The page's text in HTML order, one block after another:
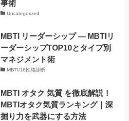
事術
Uncategorized
MBTI リーダーシップ — MBTIリ
ーダーシップTOP10とタイプ別
マネジメント術
MBTI/16性格診断
MBTI オタク 気質 を徹底解説！
MBTIオタク気質ランキング｜深
掘り力を武器にする方法